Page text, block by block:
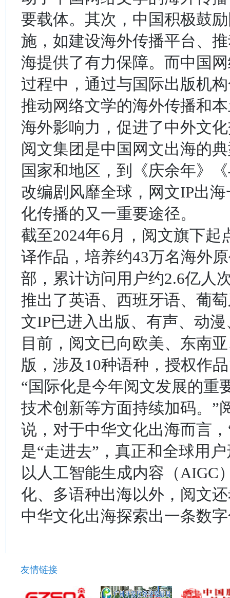
要载体。其次，中国积极鼓
施，如建设海外传播平台、
海提供了有力保障。而中国
过程中，通过与国际出版机
推动网络文学的海外传播和
海外影响力，促进了中外文
阅文集团是中国网文出海的
国家和地区，到《庆余年》
改编剧风靡全球，网文IP出
化传播的又一重要途径。
截至2024年6月，阅文旗下
译作品，培养约43万名海外
部，累计访问用户约2.6亿人
推出了英语、西班牙语、葡
文IP已进入出版、有声、动
目前，阅文已向欧美、东南
版，涉及10种语种，授权作
“国际化是今年阅文发展的重
技术创新等方面持续加码。”
说，对于中华文化出海而言
是“走进去”，真正和全球用
以人工智能生成内容（AIGC
化、多语种出海以外，阅文
中华文化出海探索出一条数
友情链接